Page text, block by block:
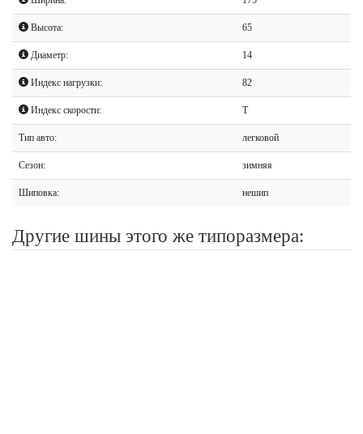
Высота: 65
Диаметр: 14
Индекс нагрузки: 82
Индекс скорости: T
Тип авто: легковой
Сезон: зимняя
Шиповка: нешип
Другие шины этого же типоразмера: